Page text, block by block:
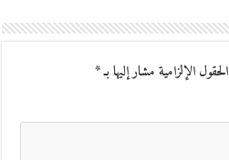
الحقول الإلزامية مشار إليها بـ*